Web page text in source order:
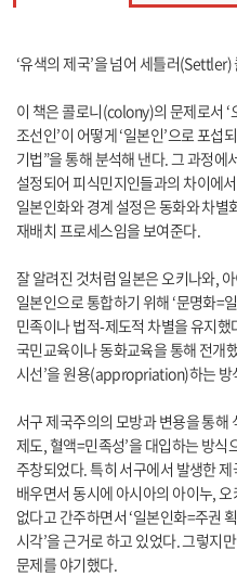
‘유색의 제국’을 넘어 세틀러
이 책은 콜로니(colony)의 문제로서
조선인’이 어떻게 ‘일본인’으로 포섭
기법”을 통해 분석해 낸다. 그 과정에
설정되어 피식민지인들과의 차이에
일본인화와 경계 설정은 동화와 차
재배치 프로세스임을 보여준다.
잘 알려진 것처럼 일본은 오키나와,
일본인으로 통합하기 위해 ‘문명화=
민족이나 법적-제도적 차별을 유지
국민교육이나 동화교육을 통해 전개
시선’을 원용(appropriation)하는 방
서구 제국주의의 모방과 변용을 통해
제도, 혈액=민족성’을 대입하는 방식
주창되었다. 특히 서구에서 발생한
배우면서 동시에 아시아의 아이누,
없다고 간주하면서 ‘일본인화=주권
시각’을 근거로 하고 있었다. 그렇지
문제를 야기했다.